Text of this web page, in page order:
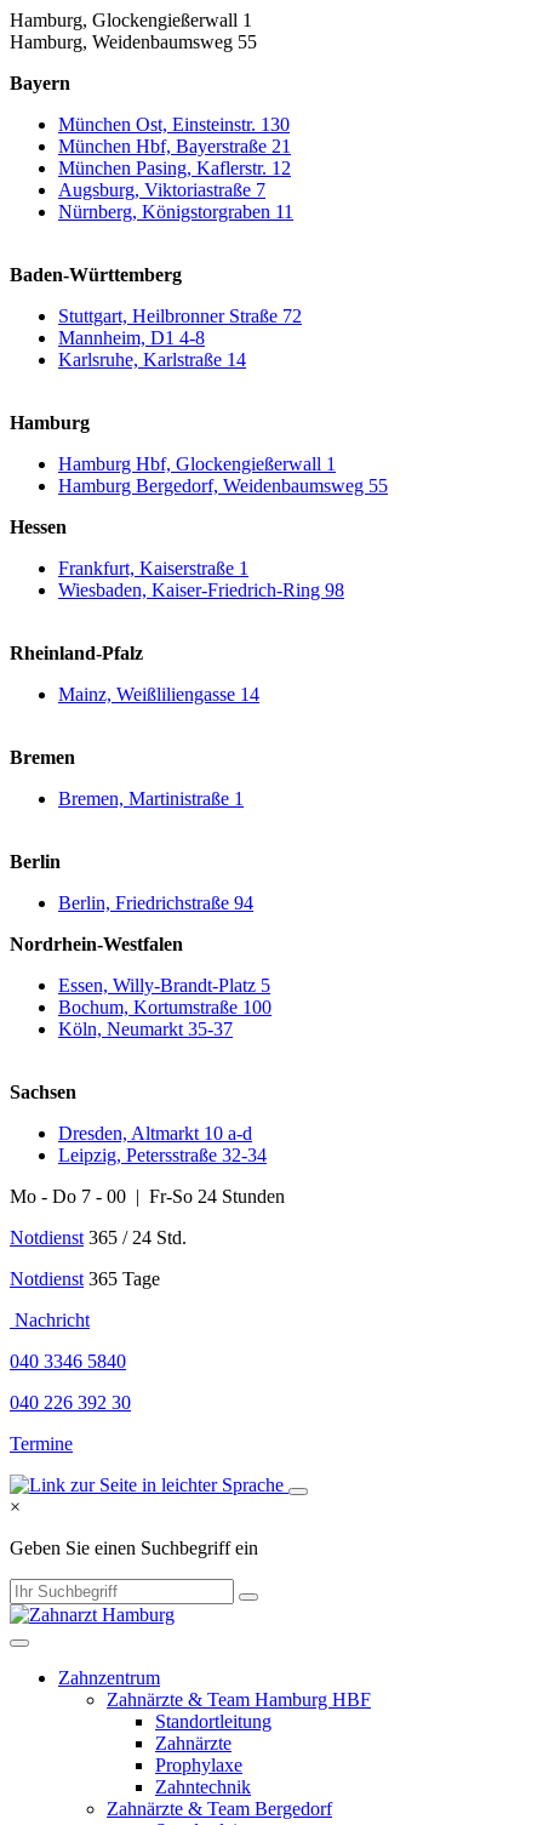
Hamburg, Glockengießerwall 1
Hamburg, Weidenbaumsweg 55
Bayern
München Ost, Einsteinstr. 130
München Hbf, Bayerstraße 21
München Pasing, Kaflerstr. 12
Augsburg, Viktoriastraße 7
Nürnberg, Königstorgraben 11
Baden-Württemberg
Stuttgart, Heilbronner Straße 72
Mannheim, D1 4-8
Karlsruhe, Karlstraße 14
Hamburg
Hamburg Hbf, Glockengießerwall 1
Hamburg Bergedorf, Weidenbaumsweg 55
Hessen
Frankfurt, Kaiserstraße 1
Wiesbaden, Kaiser-Friedrich-Ring 98
Rheinland-Pfalz
Mainz, Weißliliengasse 14
Bremen
Bremen, Martinistraße 1
Berlin
Berlin, Friedrichstraße 94
Nordrhein-Westfalen
Essen, Willy-Brandt-Platz 5
Bochum, Kortumstraße 100
Köln, Neumarkt 35-37
Sachsen
Dresden, Altmarkt 10 a-d
Leipzig, Petersstraße 32-34
Mo - Do 7 - 00 | Fr-So 24 Stunden
Notdienst 365 / 24 Std.
Notdienst 365 Tage
Nachricht
040 3346 5840
040 226 392 30
Termine
×
Geben Sie einen Suchbegriff ein
Zahnzentrum
Zahnärzte & Team Hamburg HBF
Standortleitung
Zahnärzte
Prophylaxe
Zahntechnik
Zahnärzte & Team Bergedorf